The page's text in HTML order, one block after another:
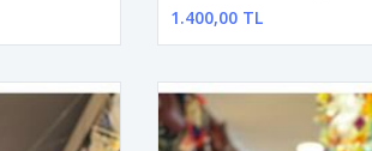
1.400,00 TL